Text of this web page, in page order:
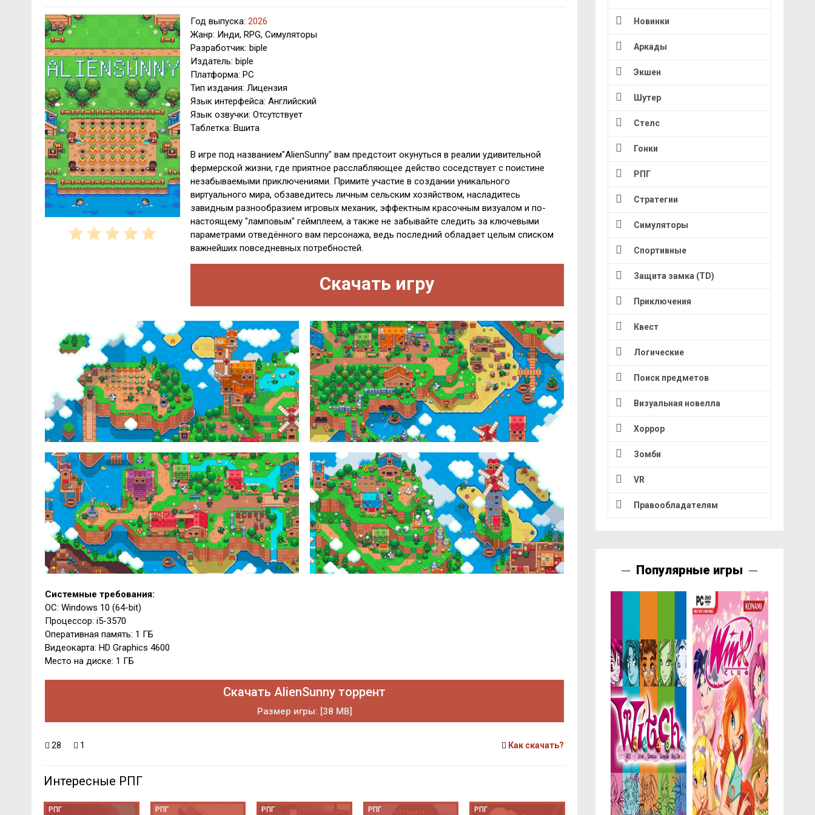
Год выпуска: 2026
Жанр: Инди, RPG, Симуляторы
Разработчик: biple
Издатель: biple
Платформа: PC
Тип издания: Лицензия
Язык интерфейса: Английский
Язык озвучки: Отсутствует
Таблетка: Вшита
В игре под названием"AlienSunny" вам предстоит окунуться в реалии удивительной
фермерской жизни, где приятное расслабляющее действо соседствует с поистине
незабываемыми приключениями. Примите участие в создании уникального
виртуального мира, обзаведитесь личным сельским хозяйством, насладитесь
завидным разнообразием игровых механик, эффектным красочным визуалом и по-
настоящему "ламповым" геймплеем, а также не забывайте следить за ключевыми
параметрами отведённого вам персонажа, ведь последний обладает целым списком
важнейших повседневных потребностей.
Скачать игру
Системные требования:
ОС: Windows 10 (64-bit)
Процессор: i5-3570
Оперативная память: 1 ГБ
Видеокарта: HD Graphics 4600
Место на диске: 1 ГБ
Скачать AlienSunny торрент
Размер игры: [38 MB]
28 1 Как скачать?
Интересные РПГ
РПГ РПГ РПГ РПГ РПГ
Новинки
Аркады
Экшен
Шутер
Стелс
Гонки
РПГ
Стратегии
Симуляторы
Спортивные
Защита замка (TD)
Приключения
Квест
Логические
Поиск предметов
Визуальная новелла
Хоррор
Зомби
VR
Правообладателям
Популярные игры